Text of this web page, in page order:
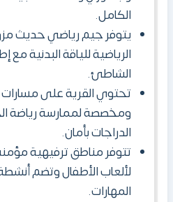
الكامل.
يتوفر جيم رياضي حديث
الرياضية للياقة البدنية
الشاطئ.
تحتوي القرية على
ومخصصة لممارسة رياضة
الدراجات بأمان.
تتوفر مناطق ترفيهية
لألعاب الأطفال وتضم
المهارات.